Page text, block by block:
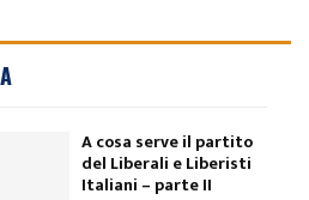
A cosa serve il partito
del Liberali e Liberisti
Italiani – parte II